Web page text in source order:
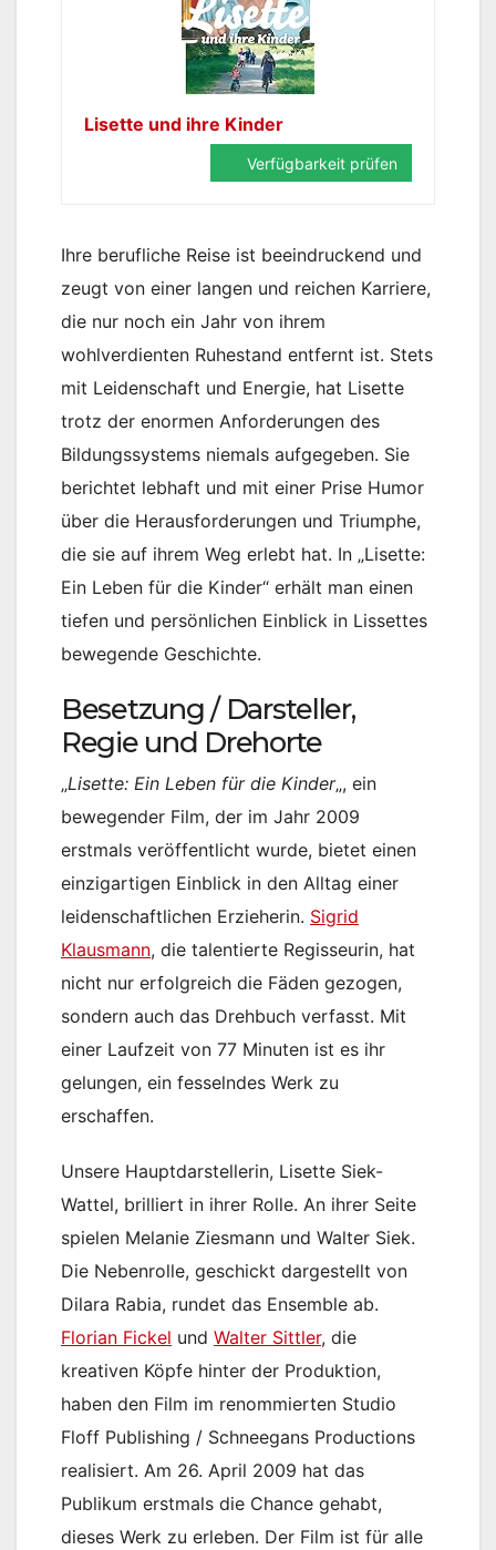
Lisette und ihre Kinder
Verfügbarkeit prüfen
Ihre berufliche Reise ist beeindruckend und
zeugt von einer langen und reichen Karriere,
die nur noch ein Jahr von ihrem
wohlverdienten Ruhestand entfernt ist. Stets
mit Leidenschaft und Energie, hat Lisette
trotz der enormen Anforderungen des
Bildungssystems niemals aufgegeben. Sie
berichtet lebhaft und mit einer Prise Humor
über die Herausforderungen und Triumphe,
die sie auf ihrem Weg erlebt hat. In „Lisette:
Ein Leben für die Kinder“ erhält man einen
tiefen und persönlichen Einblick in Lissettes
bewegende Geschichte.
Besetzung / Darsteller,
Regie und Drehorte
„Lisette: Ein Leben für die Kinder„, ein
bewegender Film, der im Jahr 2009
erstmals veröffentlicht wurde, bietet einen
einzigartigen Einblick in den Alltag einer
leidenschaftlichen Erzieherin. Sigrid
Klausmann, die talentierte Regisseurin, hat
nicht nur erfolgreich die Fäden gezogen,
sondern auch das Drehbuch verfasst. Mit
einer Laufzeit von 77 Minuten ist es ihr
gelungen, ein fesselndes Werk zu
erschaffen.
Unsere Hauptdarstellerin, Lisette Siek-
Wattel, brilliert in ihrer Rolle. An ihrer Seite
spielen Melanie Ziesmann und Walter Siek.
Die Nebenrolle, geschickt dargestellt von
Dilara Rabia, rundet das Ensemble ab.
Florian Fickel und Walter Sittler, die
kreativen Köpfe hinter der Produktion,
haben den Film im renommierten Studio
Floff Publishing / Schneegans Productions
realisiert. Am 26. April 2009 hat das
Publikum erstmals die Chance gehabt,
dieses Werk zu erleben. Der Film ist für alle